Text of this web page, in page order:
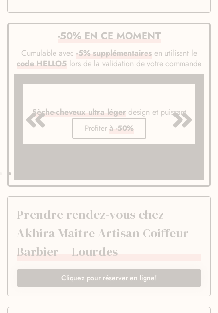
-50% EN CE MOMENT
Cumulable avec -5% supplémentairesen utilisant le
code HELLO5 lors de la validation de votre commande
Sèche-cheveux ultra léger design et puissant
Profiter à -50%
Prendre rendez-vous chez
Akhira Maitre Artisan Coiffeur
Barbier – Lourdes
Cliquez pour réserver en ligne!